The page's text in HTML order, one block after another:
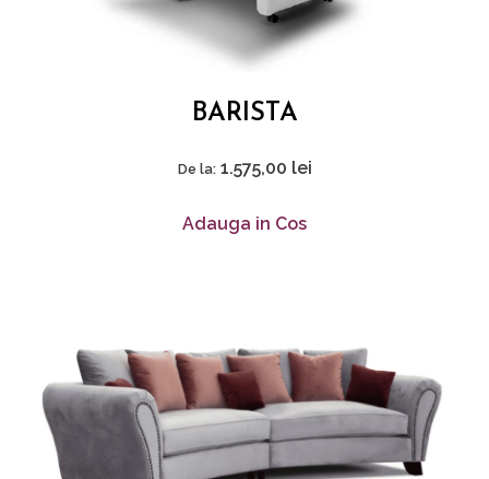
BARISTA
De la: 1.575,00 lei
Adauga in Cos